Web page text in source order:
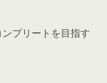
プリートを目指す